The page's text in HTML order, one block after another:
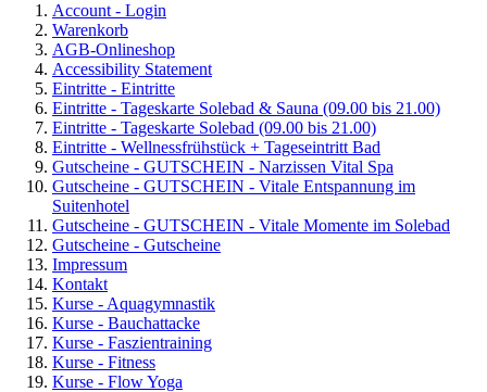
Account - Login
Warenkorb
AGB-Onlineshop
Accessibility Statement
Eintritte - Eintritte
Eintritte - Tageskarte Solebad & Sauna (09.00 bis 21.00)
Eintritte - Tageskarte Solebad (09.00 bis 21.00)
Eintritte - Wellnessfrühstück + Tageseintritt Bad
Gutscheine - GUTSCHEIN - Narzissen Vital Spa
Gutscheine - GUTSCHEIN - Vitale Entspannung im
Suitenhotel
Gutscheine - GUTSCHEIN - Vitale Momente im Solebad
Gutscheine - Gutscheine
Impressum
Kontakt
Kurse - Aquagymnastik
Kurse - Bauchattacke
Kurse - Faszientraining
Kurse - Fitness
Kurse - Flow Yoga